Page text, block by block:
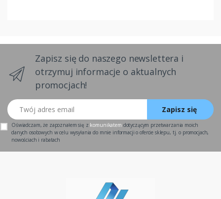
Zapisz się do naszego newslettera i
otrzymuj informacje o aktualnych
promocjach!
Twój adres email
Zapisz się
Oświadczam, że zapoznałem się z komunikatem dotyczącym przetwarzania moich
danych osobowych w celu wysyłania do mnie informacji o ofercie sklepu, tj. o promocjach,
nowościach i rabatach